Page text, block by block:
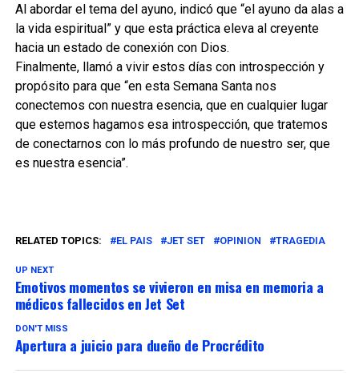
Al abordar el tema del ayuno, indicó que “el ayuno da alas a
la vida espiritual” y que esta práctica eleva al creyente
hacia un estado de conexión con Dios.
Finalmente, llamó a vivir estos días con introspección y
propósito para que “en esta Semana Santa nos
conectemos con nuestra esencia, que en cualquier lugar
que estemos hagamos esa introspección, que tratemos
de conectarnos con lo más profundo de nuestro ser, que
es nuestra esencia”.
RELATED TOPICS: EL PAIS JET SET OPINION TRAGEDIA
UP NEXT
Emotivos momentos se vivieron en misa en memoria a
médicos fallecidos en Jet Set
DON'T MISS
Apertura a juicio para dueño de Procrédito